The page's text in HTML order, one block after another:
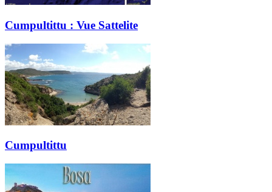
Cumpultittu : Vue Sattelite
Cumpultittu